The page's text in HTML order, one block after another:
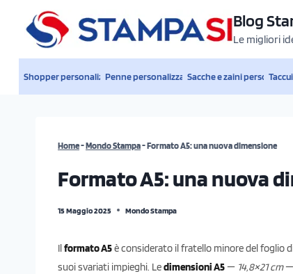
contenuto
Blog
Le migliori
Shopper personalizzatePenne personalizzateSacche e zaini
Home-Mondo Stampa-Formato A5: una nuova dimensione
Formato A5: una nuova
15 Maggio 2025 Mondo Stampa
Ilformato A5è considerato il fratello minore del foglio
suoi svariati impieghi. Ledimensioni A5— 14,8×21 cm—